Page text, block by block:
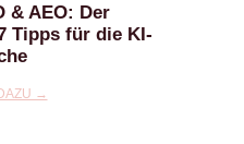
& AEO: Der
Tipps für die KI-
→